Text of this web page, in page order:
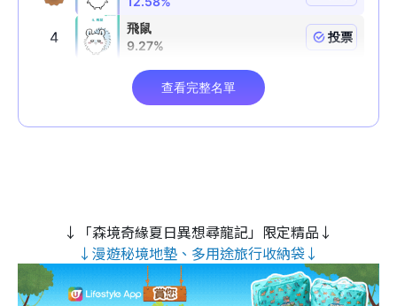
↓「森境奇緣夏日異想尋龍記」限定精品↓
↓漫遊秘境地墊、多用途旅行收納袋↓